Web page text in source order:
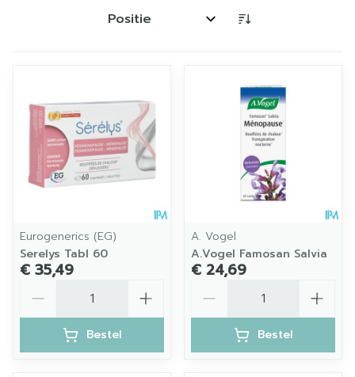
Sorteer op:
Eurogenerics (EG)
Serelys Tabl 60
€ 35,49
Bestel
A. Vogel
A.Vogel Famosan Salvia
€ 24,69
Bestel